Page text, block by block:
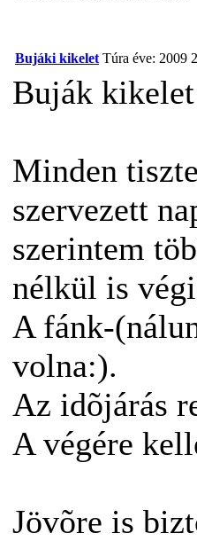
Bujáki kikelet Túra éve: 2009
Buják
Minden
szervezett
szerintem
nélkül is
A fánk-
volna:).
Az idõjárás
A végére
Jövõre is